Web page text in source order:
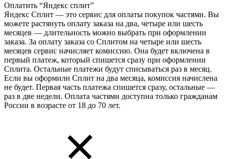
Оплатить “Яндекс сплит”
Яндекс Cплит — это сервис для оплаты покупок частями. Вы
можете растянуть оплату заказа на два, четыре или шесть
месяцев — длительность можно выбрать при оформлении
заказа. За оплату заказа со Сплитом на четыре или шесть
месяцев сервис начисляет комиссию. Она будет включена в
первый платеж, который спишется сразу при оформлении
Сплита. Остальные платежи будут списываться раз в месяц.
Если вы оформили Сплит на два месяца, комиссия начислена
не будет. Первая часть платежа спишется сразу, остальные —
раз в две недели. Оплата частями доступна только гражданам
России в возрасте от 18 до 70 лет.